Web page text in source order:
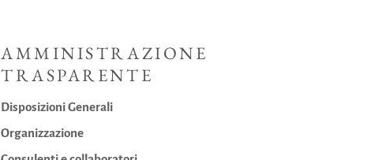
AMMINISTRAZIONE
TRASPARENTE
Disposizioni Generali
Organizzazione